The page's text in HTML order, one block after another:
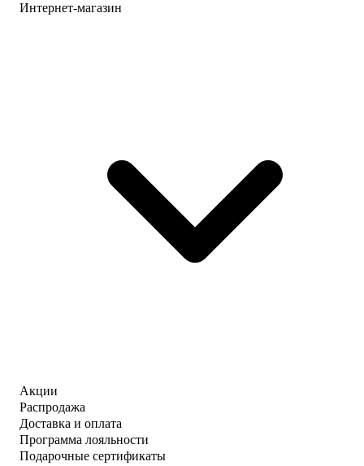
Интернет-магазин
Акции
Распродажа
Доставка и оплата
Программа лояльности
Подарочные сертификаты